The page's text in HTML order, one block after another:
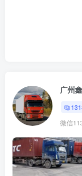
广州